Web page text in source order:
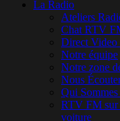
La Radio
Ateliers
Chat RTV
Direct Video
Notre équipe
Notre zone
Nous
Qui
RTV FM sur
voiture